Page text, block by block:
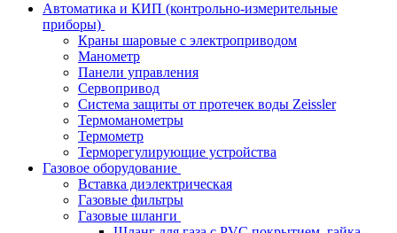
Автоматика и КИП (контрольно-измерительные
приборы)
Краны шаровые с электроприводом
Манометр
Панели управления
Сервопривод
Система защиты от протечек воды Zeissler
Термоманометры
Термометр
Терморегулирующие устройства
Газовое оборудование
Вставка диэлектрическая
Газовые фильтры
Газовые шланги